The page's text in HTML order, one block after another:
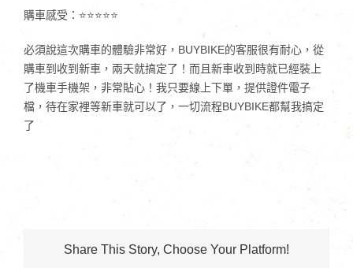
購車感受：⭐⭐⭐⭐⭐
必須說這次購車的體驗非常好，BUYBIKE的客服很有耐心，從
購車到收到新車，兩天就搞定了！而且新車收到時就已經裝上
了機車手機架，非常貼心！我只要線上下單，提供證件電子
檔，待在家裡等新車就可以了，一切流程BUYBIKE都幫我搞定
了
Share This Story, Choose Your Platform!